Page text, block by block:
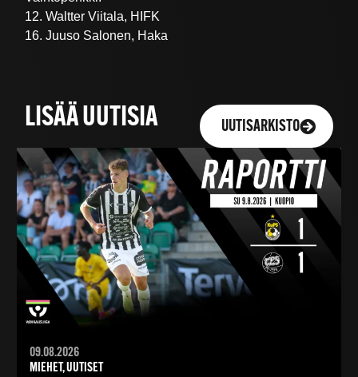
12. Waltter Viitala, HIFK
16. Juuso Salonen, Haka
LISÄÄ UUTISIA UUTISARKISTO
09.08.2026
MIEHET, UUTISET